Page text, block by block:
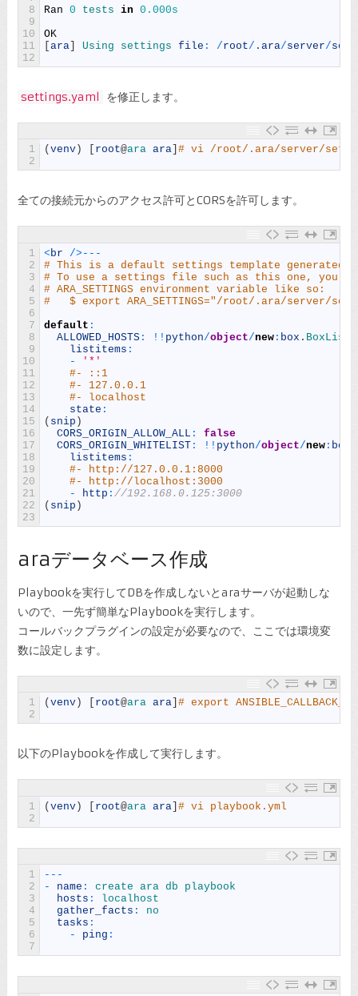
8
9
10
11
12
Ran 0 tests in 0.000s
OK
[ara] Using settings file : /root/ . ara/server/
settings.yaml を修正します。
1
2
( venv) root@ara ara] # vi /root/.ara/server/
全ての接続元からのアクセス許可とCORSを許可します。
1
2
3
4
5
6
7
8
9
10
11
12
13
14
15
16
17
18
19
20
21
22
23
< br /> -- -
# This is a default settings template generated
# To use a settings file such as this one, you
# ARA_SETTINGS environment variable like so:
#   $ export ARA_SETTINGS="/root/.ara/server/
default :
ALLOWED_HOSTS: ! ! python/object/new: box . BoxList
listitems :
-
'*'
#- ::1
#- 127.0.0.1
#- localhost
state :
( snip )
CORS_ORIGIN_ALLOW_ALL :
false
CORS_ORIGIN_WHITELIST: ! ! python/object/new: box
listitems :
#- http://127.0.0.1:8000
#- http://localhost:3000
-
http : //192.168.0.125:3000
( snip )
araデータベース作成
Playbookを実行してDBを作成しないとaraサーバが起動しな
いので、一先ず簡単なPlaybookを実行します。
コールバックプラグインの設定が必要なので、ここでは環境変
数に設定します。
1
2
( venv) root@ara ara] # export
以下のPlaybookを作成して実行します。
1
2
(venv) [ root@ara ara] # vi playbook.yml
1
2
3
4
5
6
7
-- -
-
name : create ara db playbook
hosts :
localhost
gather_facts :
no
tasks :
-
ping :